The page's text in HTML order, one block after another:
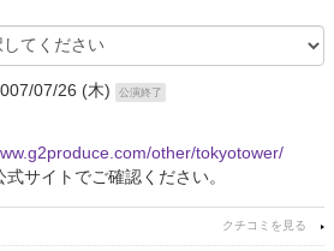
07/26 (木) 公演終了
other/tokyotower/
サイトでご確認ください。